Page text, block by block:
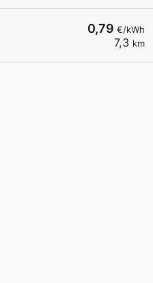
0,79 €/kWh
7,3 km